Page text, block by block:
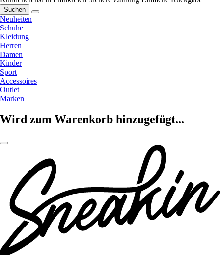
Suchen
Neuheiten
Schuhe
Kleidung
Herren
Damen
Kinder
Sport
Accessoires
Outlet
Marken
Wird zum Warenkorb hinzugefügt...